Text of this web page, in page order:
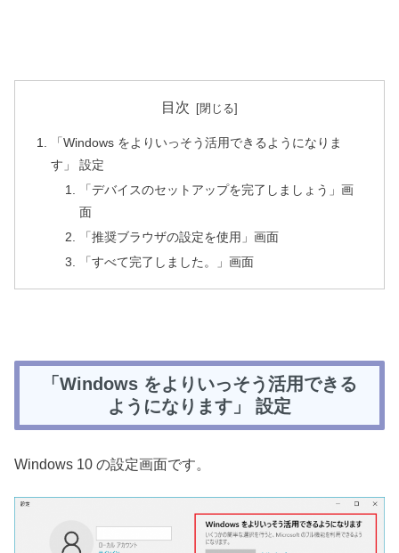
目次
「Windows をよりいっそう活用できるようになりま
す」 設定
「デバイスのセットアップを完了しましょう」画
面
「推奨ブラウザの設定を使用」画面
「すべて完了しました。」画面
「Windows をよりいっそう活用できる
ようになります」 設定
Windows 10 の設定画面です。